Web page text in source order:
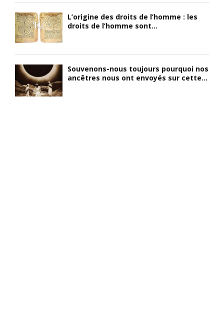
L’origine des droits de l’homme : les
droits de l’homme sont...
Souvenons-nous toujours pourquoi nos
ancêtres nous ont envoyés sur cette...